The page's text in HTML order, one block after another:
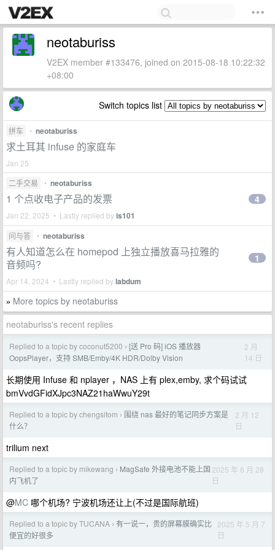
neotaburiss
V2EX member #133476, joined on 2015-08-18 10:22:32
+08:00
Switch topics list
拼车 • neotaburiss
求土耳其 infuse 的家庭车
Jan 25
二手交易
• neotaburiss
1 个点收电子产品的发票
Jan 22, 2025 • Lastly replied byis101
4
问与答 • neotaburiss
有人知道怎么在 homepod 上独立播放喜马拉雅的
音频吗?
Apr 14, 2024 • Lastly replied bylabdum
1
» More topics by neotaburiss
neotaburiss's recent replies
Replied to a topic by coconut5200 › [送 Pro 码] iOS 播放器
OopsPlayer，支持 SMB/Emby/4K HDR/Dolby Vision
2 月
14 日
长期使用 Infuse 和 nplayer ，NAS 上有 plex,emby, 求个码试试
bmVvdGFidXJpc3NAZ21haWwuY29t
Replied to a topic by chengsitom › 围绕 nas 最好的笔记同步方案是
什么？
2 月 12
日
trilium next
Replied to a topic by mikewang › MagSafe 外接电池不能上国
内飞机了
2025 年 6 月 28
日
@MC 哪个机场? 宁波机场还让上(不过是国际航班)
Replied to a topic by TUCANA › 有一说一，贵的屏幕膜确实比
便宜的好很多
2025 年 5 月 7
日